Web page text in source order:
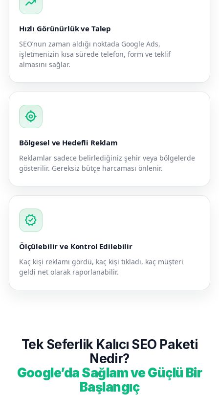
Hızlı Görünürlük ve Talep
SEO’nun zaman aldığı noktada Google Ads,
işletmenizin kısa sürede telefon, form ve teklif
almasını sağlar.
my_location
Bölgesel ve Hedefli Reklam
Reklamlar sadece belirlediğiniz şehir veya bölgelerde
gösterilir. Gereksiz bütçe harcaması önlenir.
verified
Ölçülebilir ve Kontrol Edilebilir
Kaç kişi reklamı gördü, kaç kişi tıkladı, kaç müşteri
geldi net olarak raporlanabilir.
Tek Seferlik Kalıcı SEO Paketi
Nedir?
Google’da Sağlam ve Güçlü Bir
Başlangıç